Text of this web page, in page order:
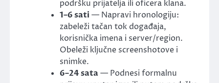
podršku prijatelja ili oficera klana.
1–6 sati — Napravi hronologiju:
zabeleži tačan tok događaja,
korisnička imena i server/region.
Obeleži ključne screenshotove i
snimke.
6–24 sata— Podnesi formalnu